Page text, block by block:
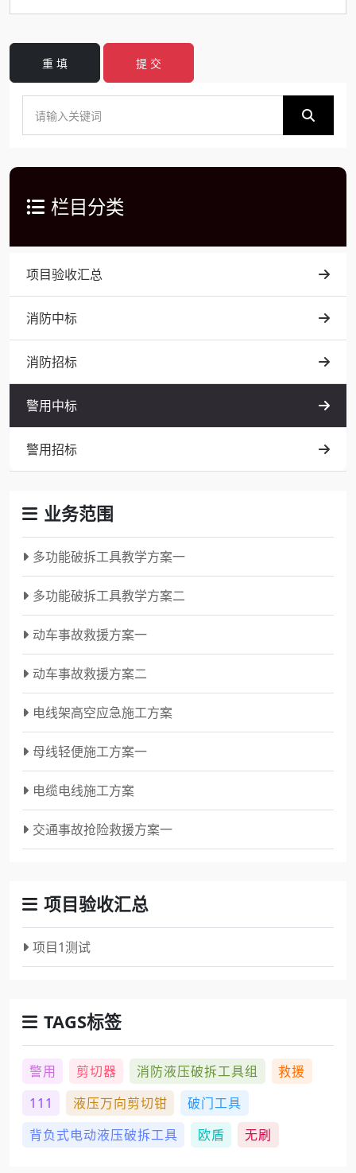
重 填 提 交
栏目分类
项目验收汇总
消防中标
消防招标
警用中标
警用招标
业务范围
多功能破拆工具教学方案一
多功能破拆工具教学方案二
动车事故救援方案一
动车事故救援方案二
电线架高空应急施工方案
母线轻便施工方案一
电缆电线施工方案
交通事故抢险救援方案一
项目验收汇总
项目1测试
TAGS标签
警用 剪切器 消防液压破拆工具组
救援
111
液压万向剪切钳
破门工具
背负式电动液压破拆工具
欧盾 无刷